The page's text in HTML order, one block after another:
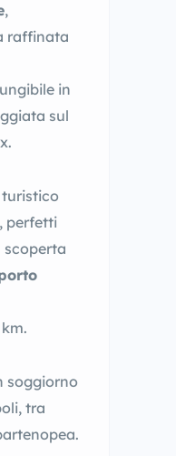
,
raffinata
in
sul
perfetti
scoperta
soggiorno
tra